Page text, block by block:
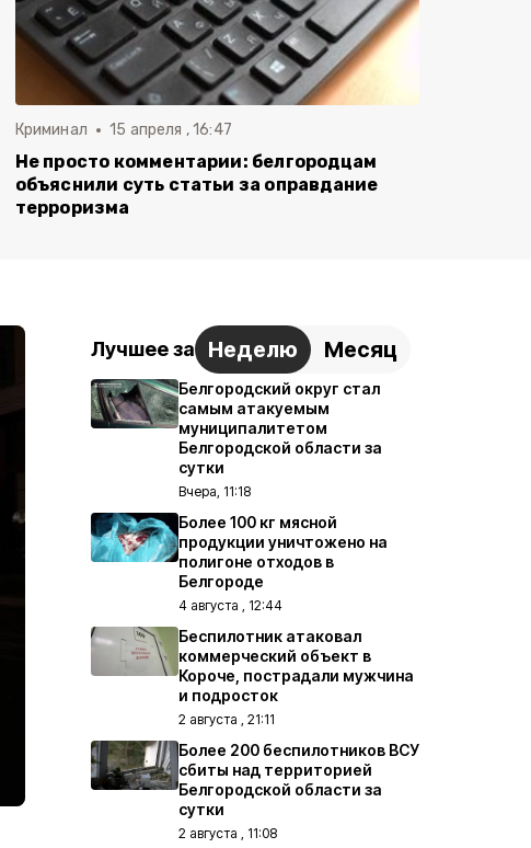
Криминал 15 апреля , 16:47
Не просто комментарии: белгородцам
объяснили суть статьи за оправдание
терроризма
Лучшее за Неделю Месяц
Белгородский округ стал
самым атакуемым
муниципалитетом
Белгородской области за
сутки
Вчера, 11:18
Более 100 кг мясной
продукции уничтожено на
полигоне отходов в
Белгороде
4 августа , 12:44
Беспилотник атаковал
коммерческий объект в
Короче, пострадали мужчина
и подросток
2 августа , 21:11
Более 200 беспилотников ВСУ
сбиты над территорией
Белгородской области за
сутки
2 августа , 11:08